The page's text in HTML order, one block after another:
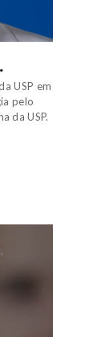
USP em
pelo
da USP.